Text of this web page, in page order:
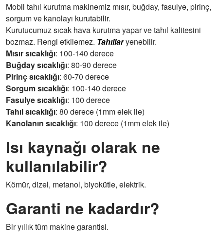
Mobil tahıl kurutma makinemiz mısır, buğday, fasulye, pirinç,
sorgum ve kanolayı kurutabilir.
Kurutucumuz sıcak hava kurutma yapar ve tahıl kalitesini
bozmaz. Rengi etkilemez. Tahıllaryenebilir.
Mısır sıcaklığı: 100-140 derece
Buğday sıcaklığı: 80-90 derece
Pirinç sıcaklığı: 60-70 derece
Sorgum sıcaklığı: 100-140 derece
Fasulye sıcaklığı: 100 derece
Tahıl sıcaklığı: 80 derece (1mm elek ile)
Kanolanın sıcaklığı: 100 derece (1mm elek ile)
Isı kaynağı olarak ne
kullanılabilir?
Kömür, dizel, metanol, biyokütle, elektrik.
Garanti ne kadardır?
Bir yıllık tüm makine garantisi.